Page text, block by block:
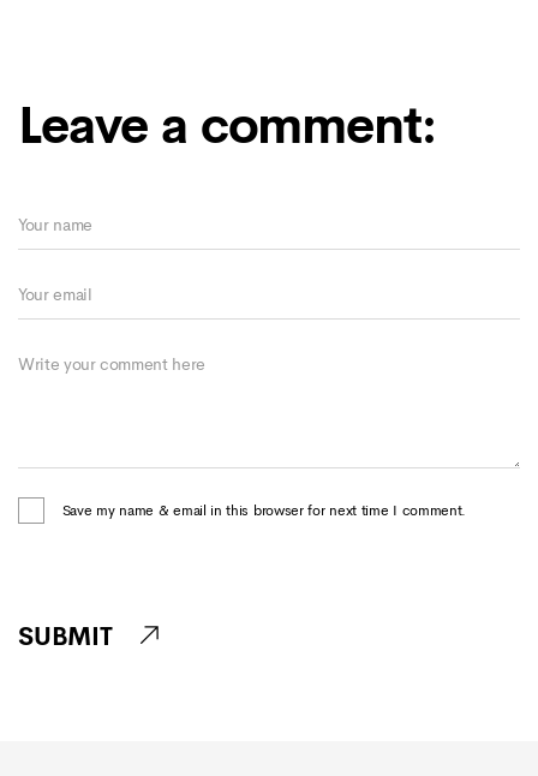
Leave a comment:
Save my name & email in this browser for next time I comment.
SUBMIT